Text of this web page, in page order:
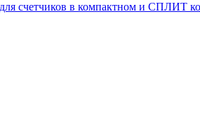
счетчиков в компактном и СПЛИТ